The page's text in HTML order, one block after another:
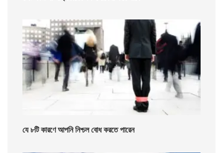
যে ৮টি কারণে আপনি নিশ্চল বোধ করতে পারেন